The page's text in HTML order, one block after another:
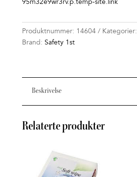
Produktnummer: 14604 Kategorier:
Brand: Safety 1st
Beskrivelse
Relaterte produkter